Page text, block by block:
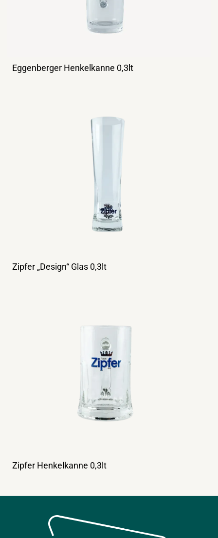
Eggenberger Henkelkanne 0,3lt
Zipfer „Design“ Glas 0,3lt
Zipfer Henkelkanne 0,3lt